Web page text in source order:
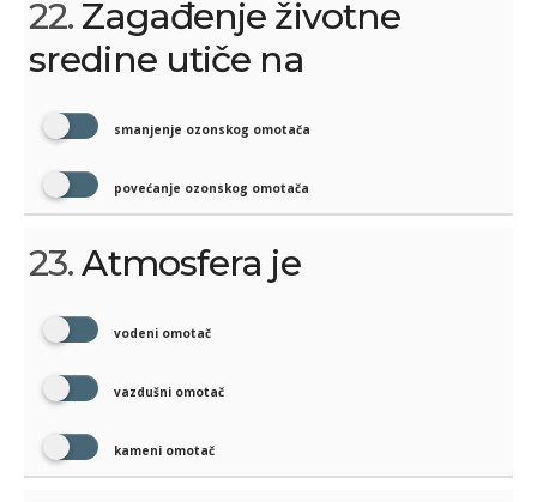
22. Zagađenje životne
sredine utiče na
smanjenje ozonskog omotača
povećanje ozonskog omotača
23.Atmosfera je
vodeni omotač
vazdušni omotač
kameni omotač